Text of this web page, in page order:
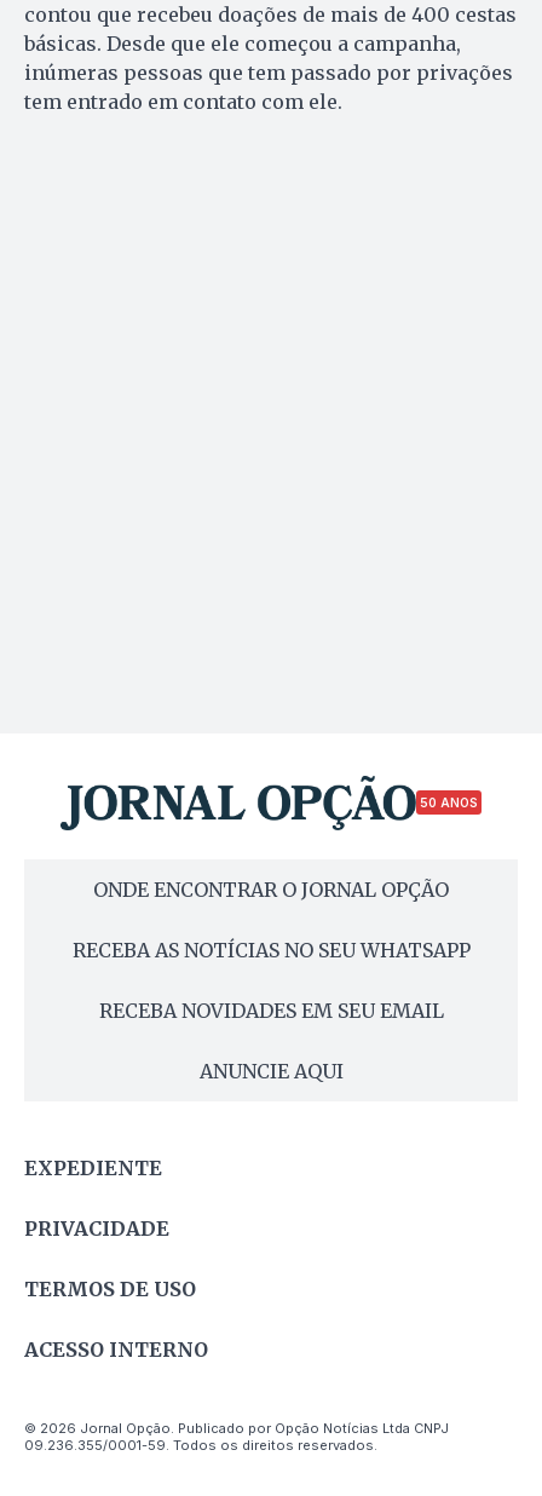
contou que recebeu doações de mais de 400 cestas
básicas. Desde que ele começou a campanha,
inúmeras pessoas que tem passado por privações
tem entrado em contato com ele.
50 ANOS
ONDE ENCONTRAR O JORNAL OPÇÃO
RECEBA AS NOTÍCIAS NO SEU WHATSAPP
RECEBA NOVIDADES EM SEU EMAIL
ANUNCIE AQUI
EXPEDIENTE
PRIVACIDADE
TERMOS DE USO
ACESSO INTERNO
© 2026 Jornal Opção. Publicado por Opção Notícias Ltda CNPJ
09.236.355/0001-59. Todos os direitos reservados.